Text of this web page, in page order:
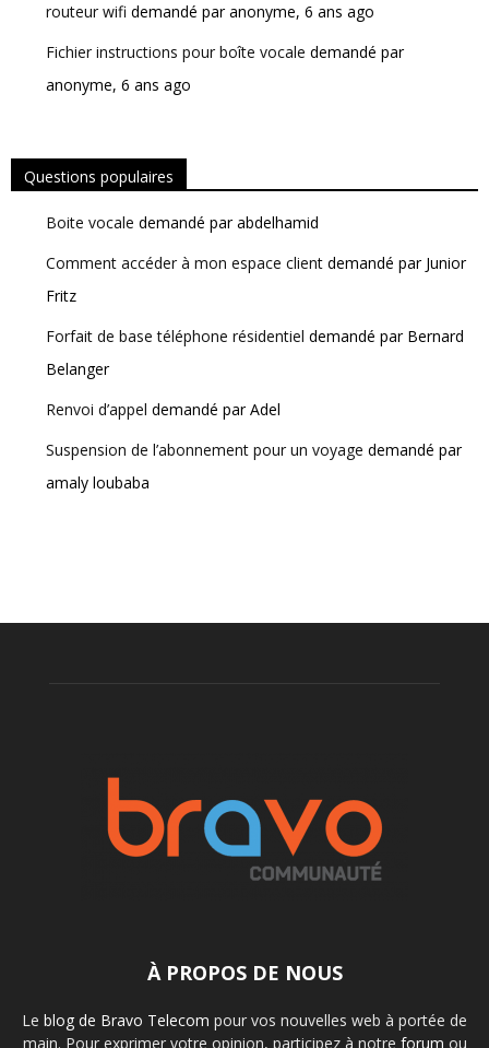
routeur wifi demandé par anonyme, 6 ans ago
Fichier instructions pour boîte vocale demandé par
anonyme, 6 ans ago
Questions populaires
Boite vocale demandé par abdelhamid
Comment accéder à mon espace client demandé par Junior
Fritz
Forfait de base téléphone résidentiel demandé par Bernard
Belanger
Renvoi d’appel demandé par Adel
Suspension de l’abonnement pour un voyage demandé par
amaly loubaba
À PROPOS DE NOUS
Le blog de Bravo Telecom pour vos nouvelles web à portée de
main. Pour exprimer votre opinion, participez à notre forum ou